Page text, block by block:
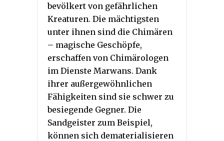
bevölkert von gefährlichen
Kreaturen. Die mächtigsten
unter ihnen sind die Chimären
– magische Geschöpfe,
erschaffen von Chimärologen
im Dienste Marwans. Dank
ihrer außergewöhnlichen
Fähigkeiten sind sie schwer zu
besiegende Gegner. Die
Sandgeister zum Beispiel,
können sich dematerialisieren